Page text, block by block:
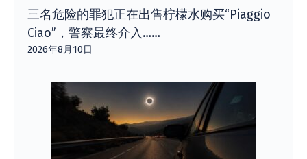
三名危险的罪犯正在出售柠檬水购买“Piaggio
Ciao”​​，警察最终介入……
2026年8月10日